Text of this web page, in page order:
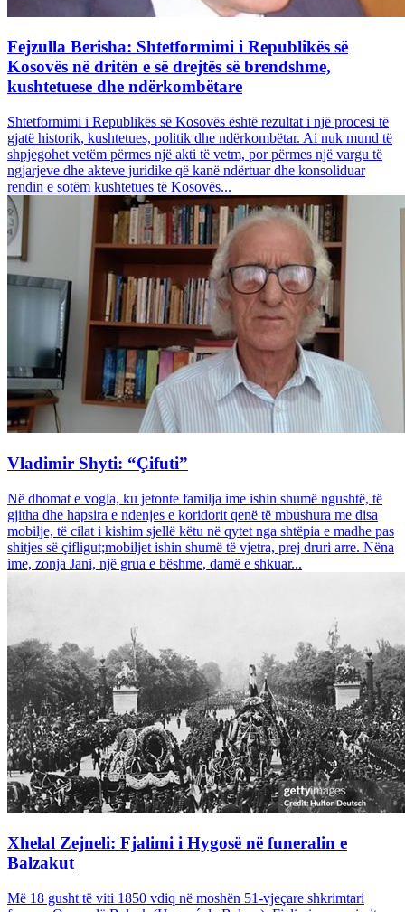
Fejzulla Berisha: Shtetformimi i Republikës së
Kosovës në dritën e së drejtës së brendshme,
kushtetuese dhe ndërkombëtare
Shtetformimi i Republikës së Kosovës është rezultat i një procesi të
gjatë historik, kushtetues, politik dhe ndërkombëtar. Ai nuk mund të
shpjegohet vetëm përmes një akti të vetm, por përmes një vargu të
ngjarjeve dhe akteve juridike që kanë ndërtuar dhe konsoliduar
rendin e sotëm kushtetues të Kosovës...
Vladimir Shyti: “Çifuti”
Në dhomat e vogla, ku jetonte familja ime ishin shumë ngushtë, të
gjitha dhe hapsira e ndenjes e koridorit qenë të mbushura me disa
mobilje, të cilat i kishim sjellë këtu në qytet nga shtëpia e madhe pas
shitjes së çifligut;mobiljet ishin shumë të vjetra, prej druri arre. Nëna
ime, zonja Jani, një grua e bëshme, damë e shkuar...
Xhelal Zejneli: Fjalimi i Hygosë në funeralin e
Balzakut
Më 18 gusht të viti 1850 vdiq në moshën 51-vjeçare shkrimtari